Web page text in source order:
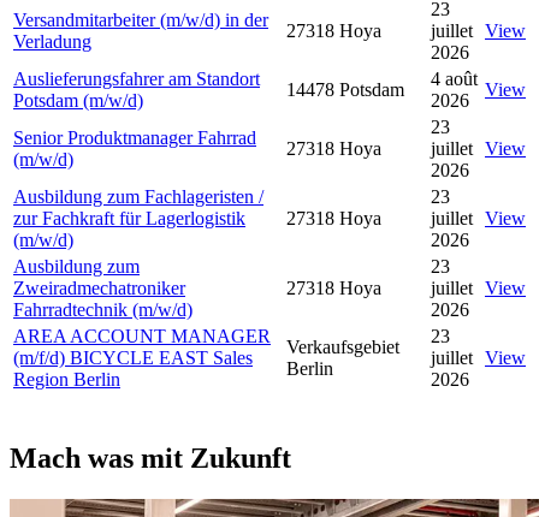
Versandmitarbeiter (m/w/d) in der
Verladung
27318 Hoya
23
juillet
2026
View
Auslieferungsfahrer am Standort
Potsdam (m/w/d)
14478 Potsdam
4 août
2026
View
Senior Produktmanager Fahrrad
(m/w/d)
27318 Hoya
23
juillet
2026
View
Ausbildung zum Fachlageristen /
zur Fachkraft für Lagerlogistik
(m/w/d)
27318 Hoya
23
juillet
2026
View
Ausbildung zum
Zweiradmechatroniker
Fahrradtechnik (m/w/d)
27318 Hoya
23
juillet
2026
View
AREA ACCOUNT MANAGER
(m/f/d) BICYCLE EAST Sales
Region Berlin
Verkaufsgebiet
Berlin
23
juillet
2026
View
Mach was mit Zukunft